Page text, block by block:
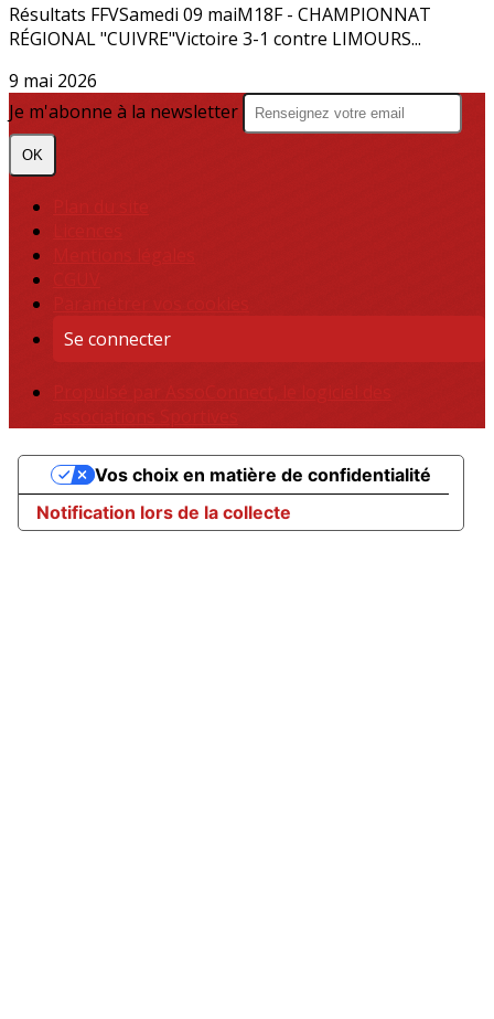
Résultats FFVSamedi 09 maiM18F - CHAMPIONNAT
RÉGIONAL "CUIVRE"Victoire 3-1 contre LIMOURS...
9 mai 2026
Je m'abonne à la newsletter
OK
Plan du site
Mentions légales
CGUV
Paramétrer vos cookies
Se connecter
Propulsé par AssoConnect, le logiciel des
associations Sportives
Notification lors de la collecte
Vos choix en matière de confidentialité